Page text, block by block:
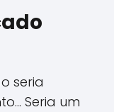
seria
Seria um